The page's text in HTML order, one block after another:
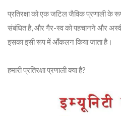
प्रतिरक्षा को एक जटिल जैविक प्रणाली के
संबंधित है, और गैर-स्व को पहचानने और
इसका इसी रूप में आँकलन किया जाता है।
हमारी प्रतिरक्षा प्रणाली क्या है?